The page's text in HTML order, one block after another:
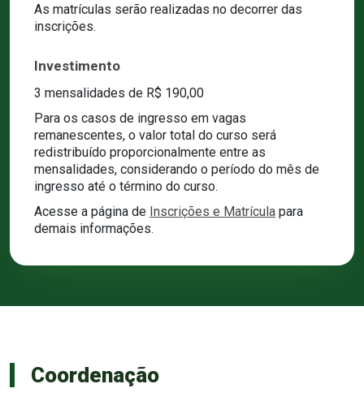
As matrículas serão realizadas no decorrer das
inscrições.
Investimento
3 mensalidades de R$ 190,00
Para os casos de ingresso em vagas
remanescentes, o valor total do curso será
redistribuído proporcionalmente entre as
mensalidades, considerando o período do mês de
ingresso até o término do curso.
Acesse a página de Inscrições e Matrícula para
demais informações.
Coordenação